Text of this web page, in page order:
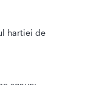
hartiei de